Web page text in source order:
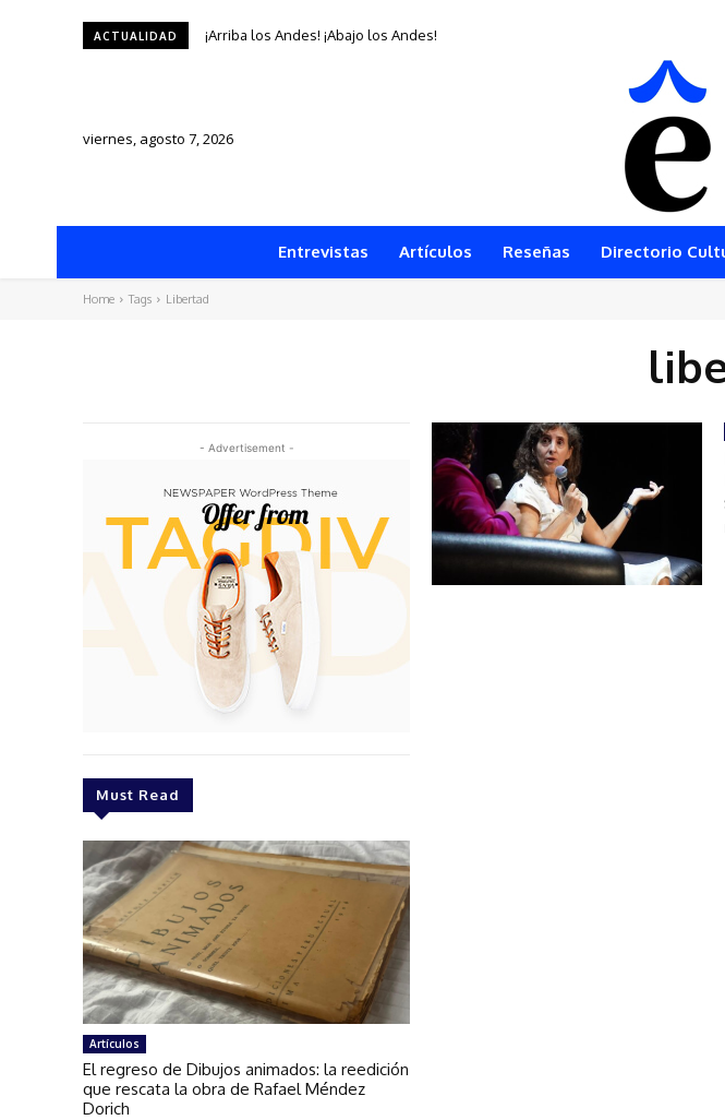
ACTUALIDAD ¡Arriba los Andes! ¡Abajo los Andes!
viernes, agosto 7, 2026
Entrevistas Artículos Reseñas Directorio
Home Tags Libertad
- Advertisement -
Must Read
Artículos
El regreso de Dibujos animados: la reedición
que rescata la obra de Rafael Méndez
Dorich